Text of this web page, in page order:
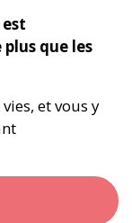
que les
et vous y